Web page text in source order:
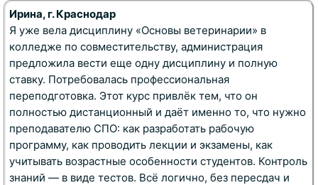
Ирина, г. Краснодар
Я уже вела дисциплину «Основы ветеринарии» в
колледже по совместительству, администрация
предложила вести еще одну дисциплину и полную
ставку. Потребовалась профессиональная
переподготовка. Этот курс привлёк тем, что он
полностью дистанционный и даёт именно то, что нужно
преподавателю СПО: как разработать рабочую
программу, как проводить лекции и экзамены, как
учитывать возрастные особенности студентов. Контроль
знаний — в виде тестов. Всё логично, без пересдач и